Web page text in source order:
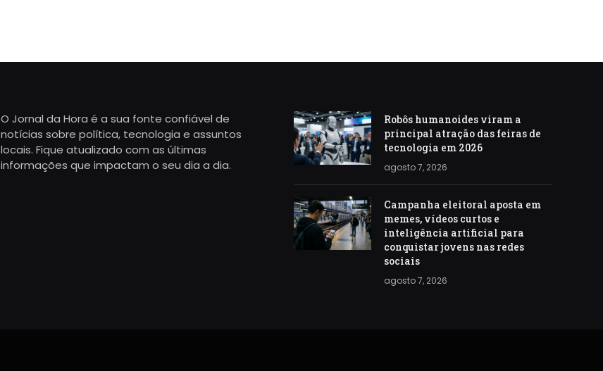
O Jornal da Hora é a sua fonte confiável de
notícias sobre política, tecnologia e assuntos
locais. Fique atualizado com as últimas
informações que impactam o seu dia a dia.
Robôs humanoides viram a
principal atração das feiras de
tecnologia em 2026
agosto 7, 2026
Campanha eleitoral aposta em
memes, vídeos curtos e
inteligência artificial para
conquistar jovens nas redes
sociais
agosto 7, 2026